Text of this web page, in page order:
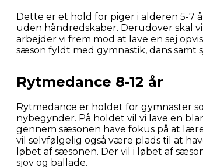
Dette er et hold for piger i alderen 5-7
uden håndredskaber. Derudover skal
arbejder vi frem mod at lave en sej
sæson fyldt med gymnastik, dans samt
Rytmedance 8-12 år
Rytmedance er holdet for gymnaster
nybegynder. På holdet vil vi lave en
gennem sæsonen have fokus på at
vil selvfølgelig også være plads til at
løbet af sæsonen. Der vil i løbet af
sjov og ballade.